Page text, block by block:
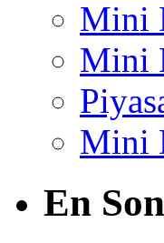
Mini
Mini
Mini
En